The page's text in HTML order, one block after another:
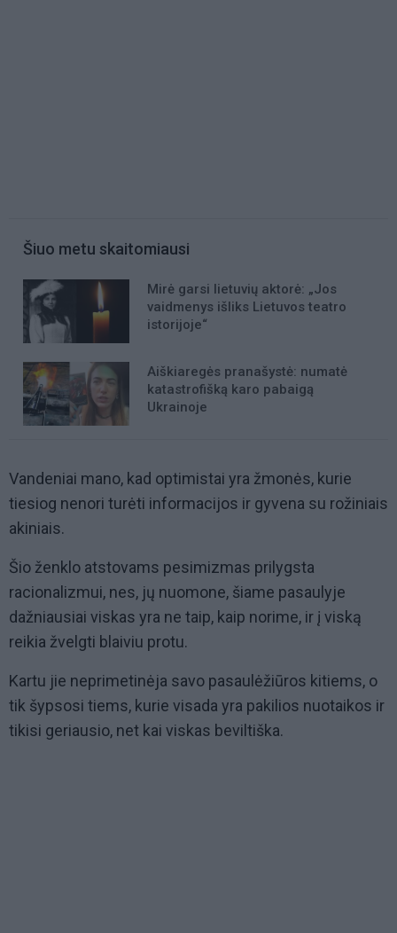
Šiuo metu skaitomiausi
Mirė garsi lietuvių aktorė: „Jos
vaidmenys išliks Lietuvos teatro
istorijoje“
Aiškiaregės pranašystė: numatė
katastrofišką karo pabaigą
Ukrainoje
Vandeniai mano, kad optimistai yra žmonės, kurie
tiesiog nenori turėti informacijos ir gyvena su rožiniais
akiniais.
Šio ženklo atstovams pesimizmas prilygsta
racionalizmui, nes, jų nuomone, šiame pasaulyje
dažniausiai viskas yra ne taip, kaip norime, ir į viską
reikia žvelgti blaiviu protu.
Kartu jie neprimetinėja savo pasaulėžiūros kitiems, o
tik šypsosi tiems, kurie visada yra pakilios nuotaikos ir
tikisi geriausio, net kai viskas beviltiška.